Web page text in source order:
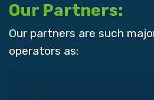
Our Partners:
Our partners are such
operators as: